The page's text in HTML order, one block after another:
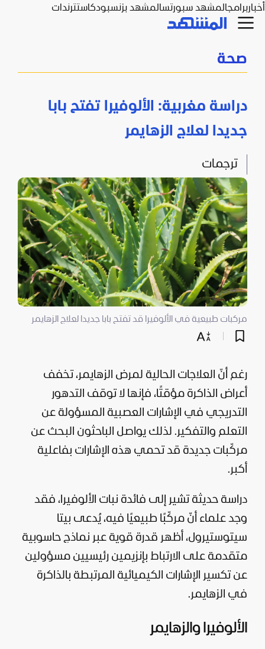
أخباربرامجالمشهد سبورتسالمشهد بزنسبودكاستترندات
صحة
دراسة مغربية: الألوفيرا تفتح بابا
جديدا لعلاج الزهايمر
ترجمات
مركبات طبيعية في الألوفيرا قد تفتح بابا جديدا لعلاج الزهايمر
رغم أنّ العلاجات الحالية لمرض الزهايمر، تخفف
أعراض الذاكرة مؤقتًا، فإنها لا توقف التدهور
التدريجي في الإشارات العصبية المسؤولة عن
التعلم والتفكير. لذلك يواصل الباحثون البحث عن
مركّبات جديدة قد تحمي هذه الإشارات بفاعلية
أكبر.
دراسة حديثة تشير إلى فائدة نبات الألوفيرا، فقد
وجد علماء أنّ مركّبًا طبيعيًا فيه، يُدعى بيتا
سيتوستيرول، أظهر قدرة قوية عبر نماذج حاسوبية
متقدمة على الارتباط بإنزيمين رئيسيين مسؤولين
عن تكسير الإشارات الكيميائية المرتبطة بالذاكرة
في الزهايمر.
الألوفيرا والزهايمر